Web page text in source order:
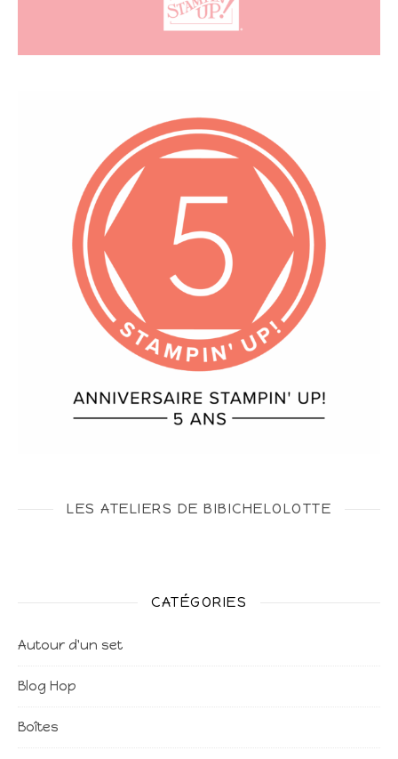
LES ATELIERS DE BIBICHELOLOTTE
CATÉGORIES
Autour d'un set
Blog Hop
Boîtes